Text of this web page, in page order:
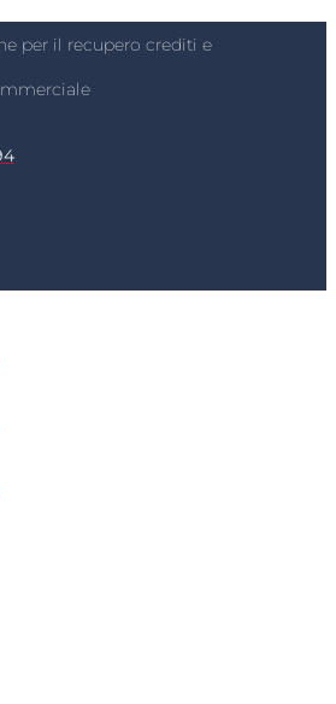
per il recupero crediti e